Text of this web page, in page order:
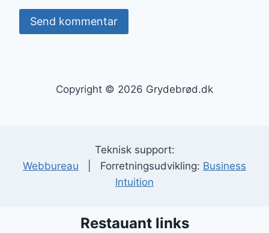
Copyright © 2026 Grydebrød.dk
Teknisk support:
Webbureau | Forretningsudvikling: Business
Intuition
Restauant links